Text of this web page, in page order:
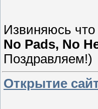
Извиняюсь
No Pads, No
Поздравляем!)
Открытие